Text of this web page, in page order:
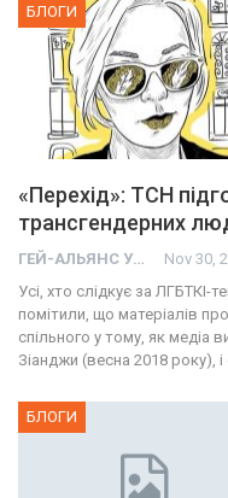
БЛОГИ
«Перехід»: ТСН
трансгендерних
ГЕЙ-АЛЬЯНС УКРАИНА Nov 30,
Усі, хто слідкує за ЛГБТКІ-
помітили, що матеріалів
спільного у тому, як медіа
Зіанджи (весна 2018 року),
БЛОГИ